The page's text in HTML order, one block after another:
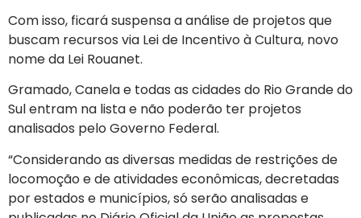
Com isso, ficará suspensa a análise de projetos que
buscam recursos via Lei de Incentivo à Cultura, novo
nome da Lei Rouanet.
Gramado, Canela e todas as cidades do Rio Grande do
Sul entram na lista e não poderão ter projetos
analisados pelo Governo Federal.
“Considerando as diversas medidas de restrições de
locomoção e de atividades econômicas, decretadas
por estados e municípios, só serão analisadas e